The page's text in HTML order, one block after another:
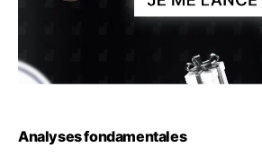
Analyses fondamentales